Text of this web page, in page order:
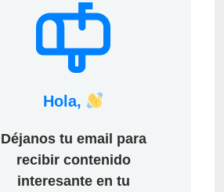
Hola,
Déjanos tu email para
recibir contenido
interesante en tu